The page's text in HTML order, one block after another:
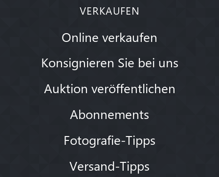
VERKAUFEN
Online verkaufen
Konsignieren Sie bei uns
Auktion veröffentlichen
Abonnements
Fotografie-Tipps
Versand-Tipps